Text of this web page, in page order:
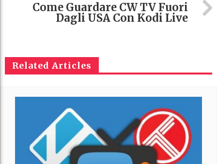
Come Guardare CW TV Fuori
Dagli USA Con Kodi Live
Related Articles